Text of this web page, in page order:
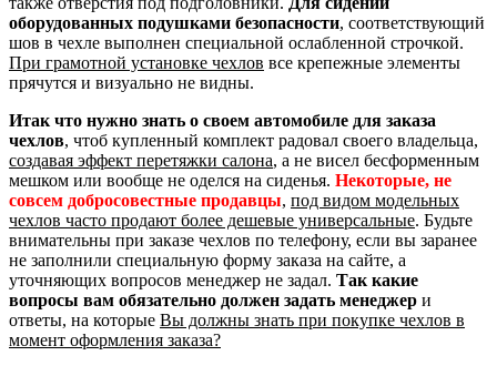
оборудованных подушками безопасности, соответствующий
шов в чехле выполнен специальной ослабленной строчкой.
При грамотной установке чехлов все крепежные элементы
прячутся и визуально не видны.
Итак что нужно знать о своем автомобиле для заказа
чехлов, чтоб купленный комплект радовал своего владельца,
создавая эффект перетяжки салона, а не висел бесформенным
мешком или вообще не оделся на сиденья. Некоторые, не
совсем добросовестные продавцы, под видом модельных
чехлов часто продают более дешевые универсальные. Будьте
внимательны при заказе чехлов по телефону, если вы заранее
не заполнили специальную форму заказа на сайте, а
уточняющих вопросов менеджер не задал. Так какие
вопросы вам обязательно должен задать менеджер и
ответы, на которые Вы должны знать при покупке чехлов в
момент оформления заказа?